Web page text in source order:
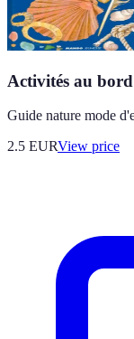
Activités au
Guide nature mode
2.5 EURView price